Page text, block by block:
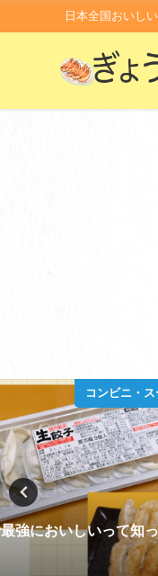
日本全国おいし
コンビニ・
強においしいって知